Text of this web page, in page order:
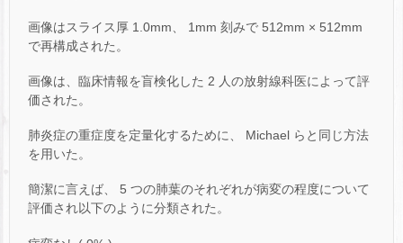
画像はスライス厚 1.0mm、 1mm 刻みで 512mm × 512mm
で再構成された。
画像は、臨床情報を盲検化した 2 人の放射線科医によって評
価された。
肺炎症の重症度を定量化するために、 Michael らと同じ方法
を用いた。
簡潔に言えば、 5 つの肺葉のそれぞれが病変の程度について
評価され以下のように分類された。